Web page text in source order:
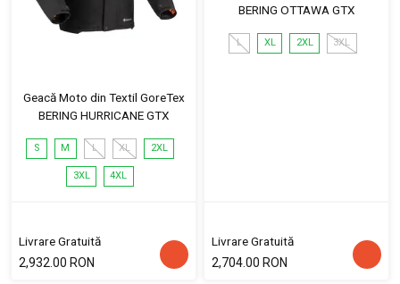
Geacă Moto din Textil GoreTex
BERING HURRICANE GTX
S M L XL 2XL
3XL 4XL
Livrare Gratuită
2,932.00 RON
BERING OTTAWA GTX
L XL 2XL 3XL
Livrare Gratuită
2,704.00 RON